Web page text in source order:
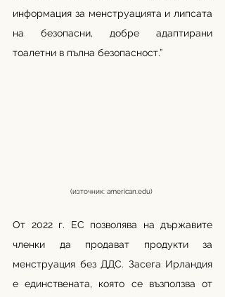
информация за менструацията и липсата
на безопасни, добре адаптирани
тоалетни в пълна безопасност.”
(източник: american.edu)
От 2022 г. ЕС позволява на държавите
членки да продават продукти за
менструация без ДДС. Засега Ирландия
е единствената, която се възползва от